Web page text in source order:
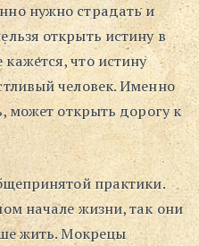
нужно страдать и
открыть истину в
что истину
человек. Именно
может открыть дорогу к
практики.
начале жизни, так они
жить. Мокрецы